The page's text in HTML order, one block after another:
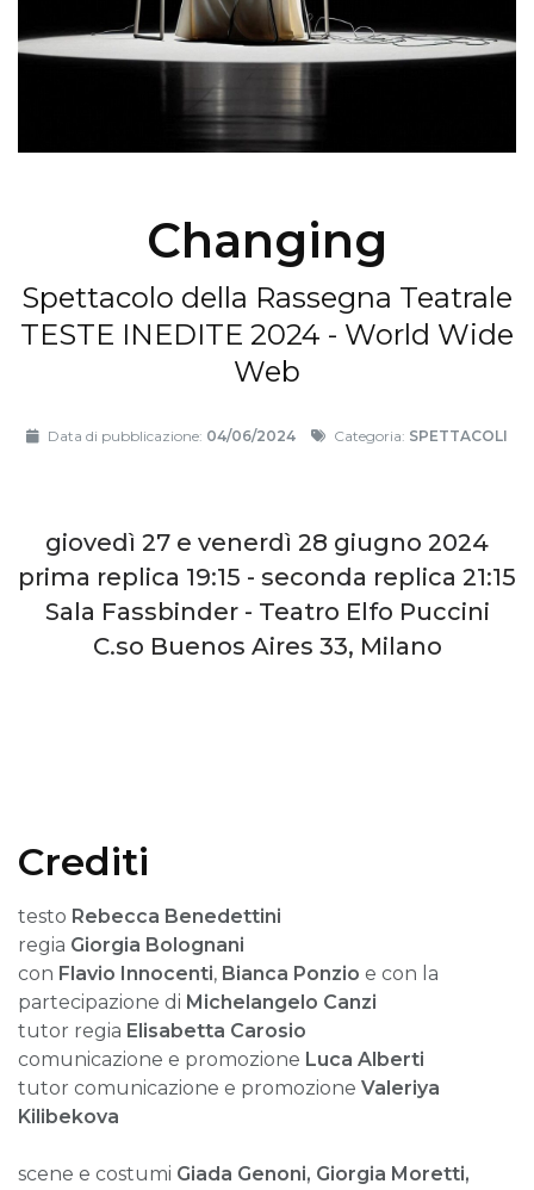
Changing
Spettacolo della Rassegna Teatrale
TESTE INEDITE 2024 - World Wide
Web
Data di pubblicazione: 04/06/2024 Categoria: SPETTACOLI
giovedì 27 e venerdì 28 giugno 2024
prima replica 19:15 - seconda replica 21:15
Sala Fassbinder - Teatro Elfo Puccini
C.so Buenos Aires 33, Milano
Crediti
testo Rebecca Benedettini
regia Giorgia Bolognani
con Flavio Innocenti, Bianca Ponzio e con la
partecipazione di Michelangelo Canzi
tutor regia Elisabetta Carosio
comunicazione e promozione Luca Alberti
tutor comunicazione e promozione Valeriya
Kilibekova
scene e costumi Giada Genoni, Giorgia Moretti,